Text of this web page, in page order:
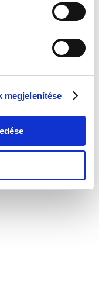
megjelenítése Férfi
- Classic Dream 40mm
199 900 Ft